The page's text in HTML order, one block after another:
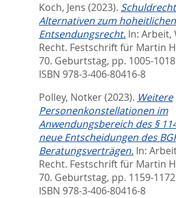
Koch, Jens (2023).
Alternativen zum hoheitlichen
Entsendungsrecht. In: Arbeit,
Recht. Festschrift für Martin
70. Geburtstag, pp. 1005-
ISBN 978-3-406-80416-8
Polley, Notker(2023). Weitere
Personenkonstellationen im
Anwendungsbereich des §
neue Entscheidungen des
Beratungsverträgen. In:
Recht. Festschrift für Martin
70. Geburtstag, pp. 1159-
ISBN 978-3-406-80416-8